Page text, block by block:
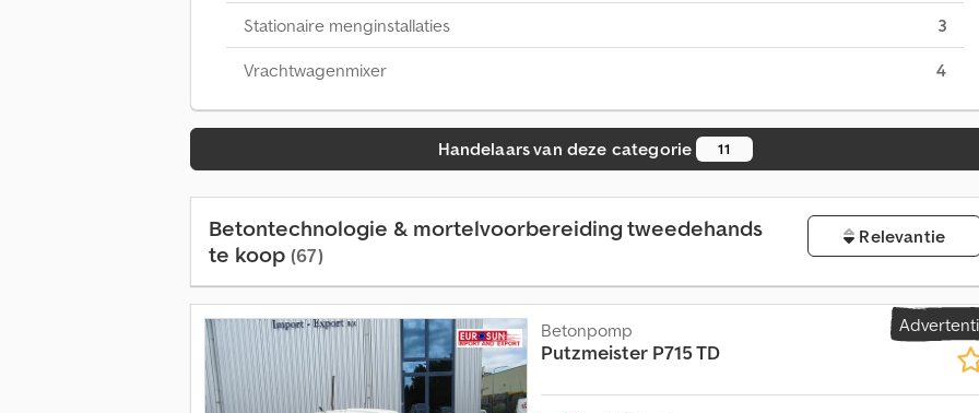
Stationaire menginstallaties 3
Vrachtwagenmixer 4
Handelaars van deze categorie 11
Betontechnologie & mortelvoorbereiding tweedehands
te koop (67)
Relevantie
Betonpomp
Putzmeister P715 TD